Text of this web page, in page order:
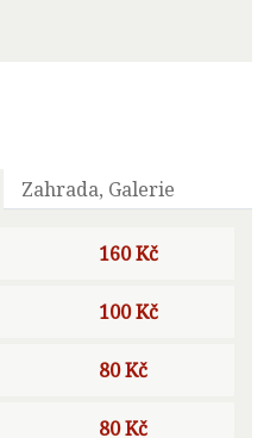
Zahrada, Galerie
160 Kč
100 Kč
80 Kč
80 Kč